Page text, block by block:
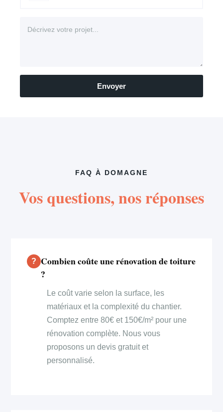
Envoyer
FAQ À DOMAGNE
Vos questions, nos réponses
Combien coûte une rénovation de toiture
?
Le coût varie selon la surface, les
matériaux et la complexité du chantier.
Comptez entre 80€ et 150€/m² pour une
rénovation complète. Nous vous
proposons un devis gratuit et
personnalisé.